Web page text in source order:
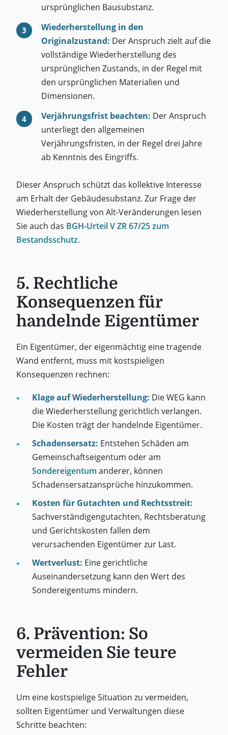
ursprünglichen Bausubstanz.
Wiederherstellung in den
Originalzustand: Der Anspruch zielt auf die
vollständige Wiederherstellung des
ursprünglichen Zustands, in der Regel mit
den ursprünglichen Materialien und
Dimensionen.
Verjährungsfrist beachten: Der Anspruch
unterliegt den allgemeinen
Verjährungsfristen, in der Regel drei Jahre
ab Kenntnis des Eingriffs.
Dieser Anspruch schützt das kollektive Interesse
am Erhalt der Gebäudesubstanz. Zur Frage der
Wiederherstellung von Alt-Veränderungen lesen
Sie auch das BGH-Urteil V ZR 67/25 zum
Bestandsschutz.
5. Rechtliche
Konsequenzen für
handelnde Eigentümer
Ein Eigentümer, der eigenmächtig eine tragende
Wand entfernt, muss mit kostspieligen
Konsequenzen rechnen:
Klage auf Wiederherstellung: Die WEG kann
die Wiederherstellung gerichtlich verlangen.
Die Kosten trägt der handelnde Eigentümer.
Schadensersatz: Entstehen Schäden am
Gemeinschaftseigentum oder am
Sondereigentum anderer, können
Schadensersatzansprüche hinzukommen.
Kosten für Gutachten und Rechtsstreit:
Sachverständigengutachten, Rechtsberatung
und Gerichtskosten fallen dem
verursachenden Eigentümer zur Last.
Wertverlust: Eine gerichtliche
Auseinandersetzung kann den Wert des
Sondereigentums mindern.
6. Prävention: So
vermeiden Sie teure
Fehler
Um eine kostspielige Situation zu vermeiden,
sollten Eigentümer und Verwaltungen diese
Schritte beachten: